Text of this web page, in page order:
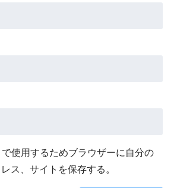
使用するためブラウザーに自分の
ス、サイトを保存する。